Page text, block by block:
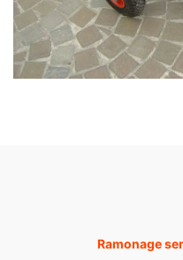
Ramonage